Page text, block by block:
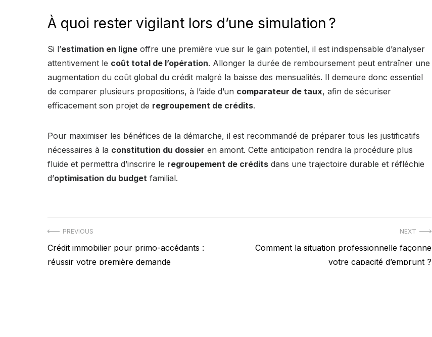
À quoi rester vigilant lors d’une simulation ?
Si l’estimation en ligne offre une première vue sur le gain potentiel, il est indispensable d’analyser
attentivement le coût total de l’opération. Allonger la durée de remboursement peut entraîner une
augmentation du coût global du crédit malgré la baisse des mensualités. Il demeure donc essentiel
de comparer plusieurs propositions, à l’aide d’un comparateur de taux, afin de sécuriser
efficacement son projet de regroupement de crédits.
Pour maximiser les bénéfices de la démarche, il est recommandé de préparer tous les justificatifs
nécessaires à la constitution du dossier en amont. Cette anticipation rendra la procédure plus
fluide et permettra d’inscrire le regroupement de crédits dans une trajectoire durable et réfléchie
d’optimisation du budget familial.
Navigation
de
PREVIOUS
Previous
post:
Crédit immobilier pour primo-accédants :
réussir votre première demande
NEXT
Next
Comment la situation professionnelle façonne
votre capacité d’emprunt ?